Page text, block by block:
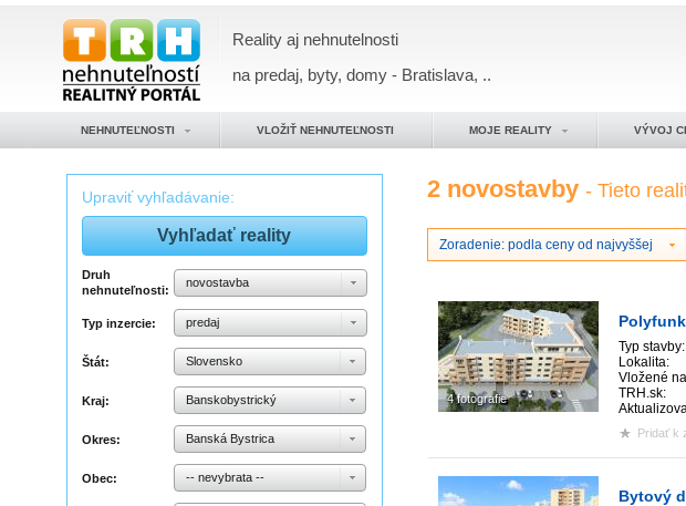
Reality aj nehnutelnosti
na predaj, byty, domy - Bratislava, ..
NEHNUTEĽNOSTI VLOŽIŤ NEHNUTEĽNOSTI MOJE REALITY VÝVOJ
Upraviť vyhľadávanie:
Druh
nehnuteľnosti:
novostavba
Typ inzercie: predaj
Štát: Slovensko
Kraj: Banskobystrický
Okres: Banská Bystrica
Obec: -- nevybrata --
2 novostavby- Tieto
Zoradenie: podla ceny od najvyššej
4 fotografie
Typ stavby:
Lokalita:
Vložené na
TRH.sk:
Pridať k
Bytový